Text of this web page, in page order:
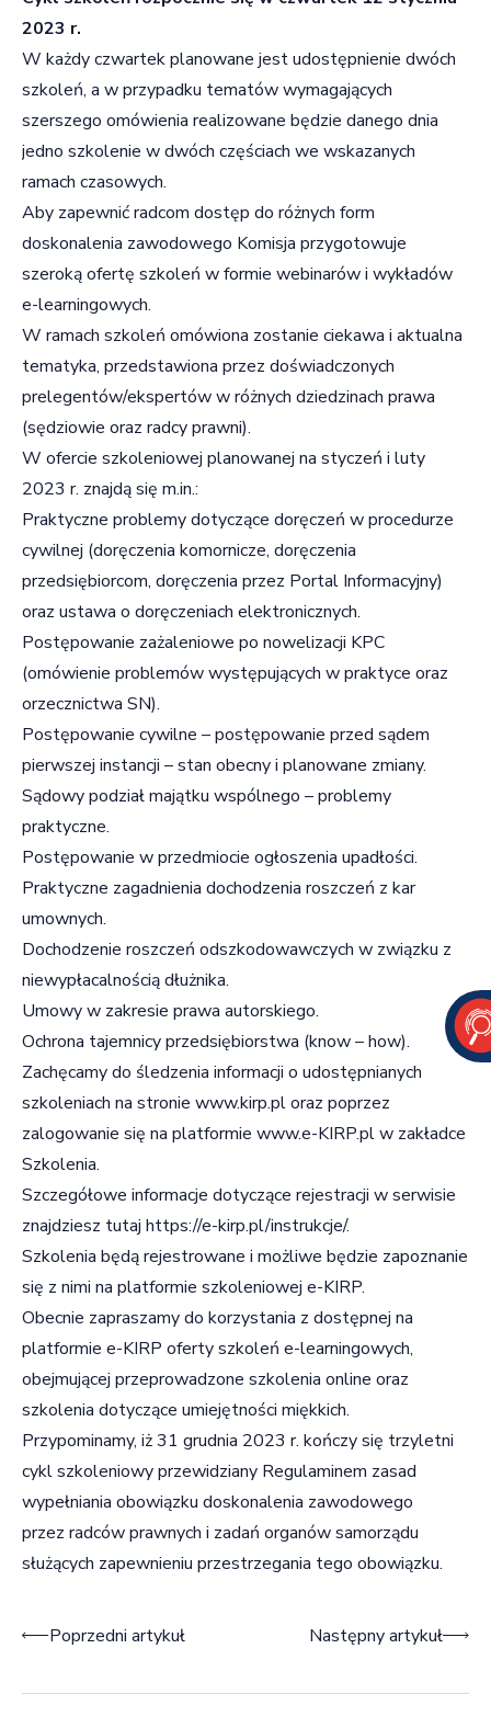
2023 r.
W każdy czwartek planowane jest udostępnienie dwóch
szkoleń, a w przypadku tematów wymagających
szerszego omówienia realizowane będzie danego dnia
jedno szkolenie w dwóch częściach we wskazanych
ramach czasowych.
Aby zapewnić radcom dostęp do różnych form
doskonalenia zawodowego Komisja przygotowuje
szeroką ofertę szkoleń w formie webinarów i wykładów
e-learningowych.
W ramach szkoleń omówiona zostanie ciekawa i aktualna
tematyka, przedstawiona przez doświadczonych
prelegentów/ekspertów w różnych dziedzinach prawa
(sędziowie oraz radcy prawni).
W ofercie szkoleniowej planowanej na styczeń i luty
2023 r. znajdą się m.in.:
Praktyczne problemy dotyczące doręczeń w procedurze
cywilnej (doręczenia komornicze, doręczenia
przedsiębiorcom, doręczenia przez Portal Informacyjny)
oraz ustawa o doręczeniach elektronicznych.
Postępowanie zażaleniowe po nowelizacji KPC
(omówienie problemów występujących w praktyce oraz
orzecznictwa SN).
Postępowanie cywilne – postępowanie przed sądem
pierwszej instancji – stan obecny i planowane zmiany.
Sądowy podział majątku wspólnego – problemy
praktyczne.
Postępowanie w przedmiocie ogłoszenia upadłości.
Praktyczne zagadnienia dochodzenia roszczeń z kar
umownych.
Dochodzenie roszczeń odszkodowawczych w związku z
niewypłacalnością dłużnika.
Umowy w zakresie prawa autorskiego.
Ochrona tajemnicy przedsiębiorstwa (know – how).
Zachęcamy do śledzenia informacji o udostępnianych
szkoleniach na stronie www.kirp.ploraz poprzez
zalogowanie się na platformie www.e-KIRP.plw zakładce
Szkolenia.
Szczegółowe informacje dotyczące rejestracji w serwisie
znajdziesz tutaj https://e-kirp.pl/instrukcje/.
Szkolenia będą rejestrowane i możliwe będzie zapoznanie
się z nimi na platformie szkoleniowej e-KIRP.
Obecnie zapraszamy do korzystania z dostępnej na
platformie e-KIRP oferty szkoleń e-learningowych,
obejmującej przeprowadzone szkolenia online oraz
szkolenia dotyczące umiejętności miękkich.
Przypominamy, iż 31 grudnia 2023 r. kończy się trzyletni
cykl szkoleniowy przewidziany Regulaminem zasad
wypełniania obowiązku doskonalenia zawodowego
przez radców prawnych i zadań organów samorządu
służących zapewnieniu przestrzegania tego obowiązku.
Nawigacja wpisu
Poprzedni artykuł Następny artykuł